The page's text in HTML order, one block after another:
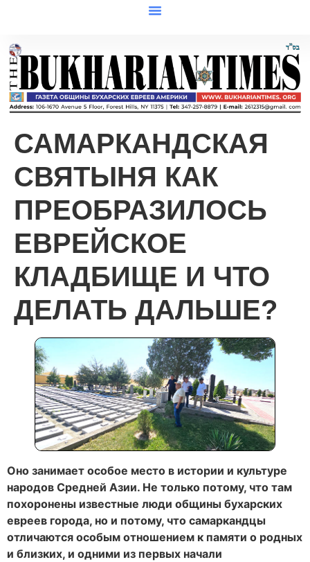
САМАРКАНДСКАЯ
СВЯТЫНЯ КАК
ПРЕОБРАЗИЛОСЬ
ЕВРЕЙСКОЕ
КЛАДБИЩЕ И ЧТО
ДЕЛАТЬ ДАЛЬШЕ?
Оно занимает особое место в истории и культуре
народов Средней Азии. Не только потому, что там
похоронены известные люди общины бухарских
евреев города, но и потому, что самаркандцы
отличаются особым отношением к памяти о родных
и близких, и одними из первых начали